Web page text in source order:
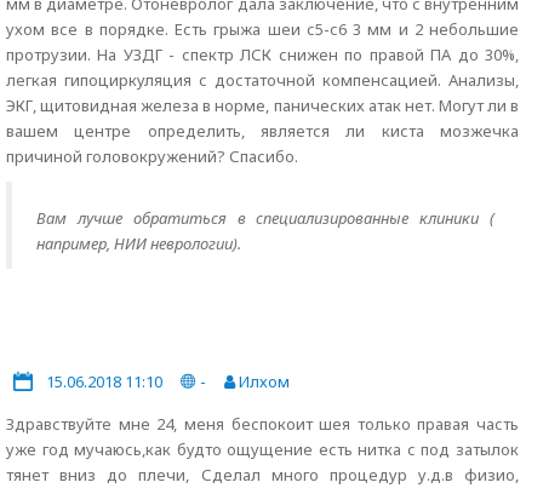
ухом все в порядке. Есть грыжа шеи с5-с6 3 мм и 2 небольшие
протрузии. На УЗДГ - спектр ЛСК снижен по правой ПА до 30%,
легкая гипоциркуляция с достаточной компенсацией. Анализы,
ЭКГ, щитовидная железа в норме, панических атак нет. Могут ли в
вашем центре определить, является ли киста мозжечка
причиной головокружений? Спасибо.
Вам лучше обратиться в специализированные клиники (
например, НИИ неврологии).
15.06.2018 11:10 -
Илхом
Здравствуйте мне 24, меня беспокоит шея только правая часть
уже год мучаюсь,как будто ощущение есть нитка с под затылок
тянет вниз до плечи, Сделал много процедур у.д.в физио,